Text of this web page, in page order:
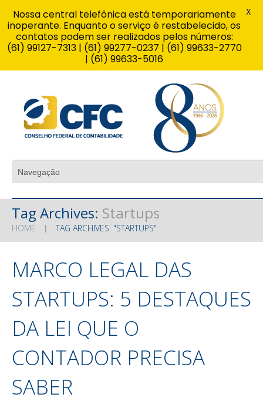
Tag Archives: Startups
HOME TAG ARCHIVES: "STARTUPS"
MARCO LEGAL DAS
STARTUPS: 5 DESTAQUES
DA LEI QUE O
CONTADOR PRECISA
SABER
Nossa central telefônica está temporariamente
inoperante. Enquanto o serviço é restabelecido, os
contatos podem ser realizados pelos números:
(61) 99127-7313 | (61) 99277-0237 | (61) 99633-2770
| (61) 99633-5016
X